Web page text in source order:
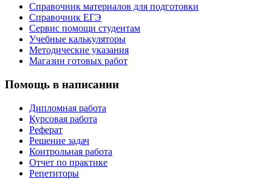
Справочник материалов для подготовки
Справочник ЕГЭ
Сервис помощи студентам
Учебные калькуляторы
Методические указания
Магазин готовых работ
Помощь в написании
Дипломная работа
Курсовая работа
Реферат
Решение задач
Контрольная работа
Отчет по практике
Репетиторы